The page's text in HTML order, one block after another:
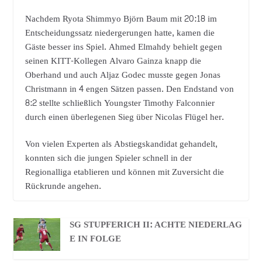
Nachdem Ryota Shimmyo Björn Baum mit 20:18 im
Entscheidungssatz niedergerungen hatte, kamen die
Gäste besser ins Spiel. Ahmed Elmahdy behielt gegen
seinen KITT-Kollegen Alvaro Gainza knapp die
Oberhand und auch Aljaz Godec musste gegen Jonas
Christmann in 4 engen Sätzen passen. Den Endstand von
8:2 stellte schließlich Youngster Timothy Falconnier
durch einen überlegenen Sieg über Nicolas Flügel her.
Von vielen Experten als Abstiegskandidat gehandelt,
konnten sich die jungen Spieler schnell in der
Regionalliga etablieren und können mit Zuversicht die
Rückrunde angehen.
SG STUPFERICH II: ACHTE NIEDERLAG
E IN FOLGE